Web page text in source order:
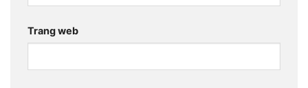
Trang web